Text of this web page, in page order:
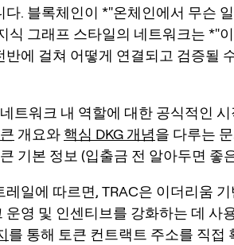
다. 블록체인이 *"온체인에서 무슨
식 그래프 스타일의 네트워크는 *"
반에 걸쳐 어떻게 연결되고 검증될
트워크 내 역할에 대한 공식적인
개요와 핵심 DKG 개념을 다루는
기본 정보 (입출금 전 알아두면 좋
레일에 따르면, TRAC은 이더리움
운영 및 인센티브를 강화하는 데 사
를 통해 토큰 컨트랙트 주소를 직접